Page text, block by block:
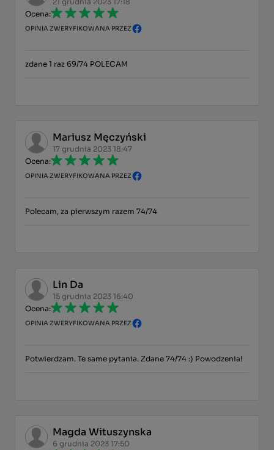
Ocena:
OPINIA ZWERYFIKOWANA PRZEZ
zdane 1 raz 69/74 POLECAM
Mariusz Męczyński
17 grudnia 2023 18:47
Ocena:
OPINIA ZWERYFIKOWANA PRZEZ
Polecam, za pierwszym razem 74/74
Lin Da
15 grudnia 2023 16:40
Ocena:
OPINIA ZWERYFIKOWANA PRZEZ
Potwierdzam. Te same pytania. Zdane 74/74 :) Powodzenia!
Magda Wituszynska
6 grudnia 2023 17:50